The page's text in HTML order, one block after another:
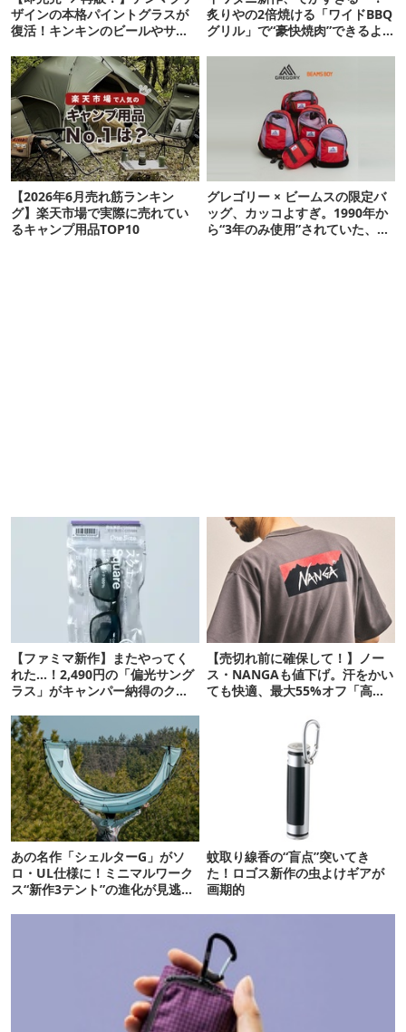
ザインの本格パイントグラスが
復活！キンキンのビールやサワ
炙りやの2倍焼ける「ワイドBBQ
グリル」で“豪快焼肉”できるよ
【2026年6月売れ筋ランキン
グ】楽天市場で実際に売れてい
るキャンプ用品TOP10
グレゴリー × ビームスの限定バ
ッグ、カッコよすぎ。1990年か
ら“3年のみ使用”されていた、紫
【ファミマ新作】またやってく
れた…！2,490円の「偏光サング
ラス」がキャンパー納得のクオ
【売切れ前に確保して！】ノー
ス・NANGAも値下げ。汗をかい
ても快適、最大55%オフ「高機
あの名作「シェルターG」がソ
ロ・UL仕様に！ミニマルワーク
ス“新作3テント”の進化が見逃せ
蚊取り線香の“盲点”突いてき
た！ロゴス新作の虫よけギアが
画期的